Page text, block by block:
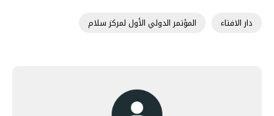
دار الافتاء المؤتمر الدولي الأول لمركز سلام